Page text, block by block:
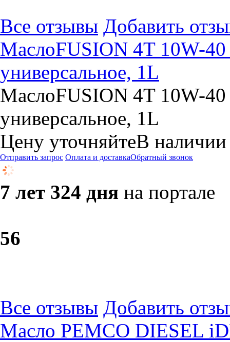
Все отзывы Добавить
МаслоFUSION 4T 10W-40
универсальное, 1L
МаслоFUSION 4T 10W-40
универсальное, 1L
Цену уточняйтеВ наличии
Отправить запрос Оплата и доставкаОбратный звонок
7 лет 324 дня на портале
56
Все отзывы Добавить
Масло PEMCO DIESEL